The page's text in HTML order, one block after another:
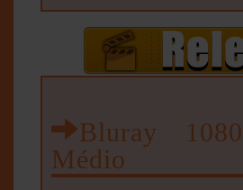
Bluray
Médio